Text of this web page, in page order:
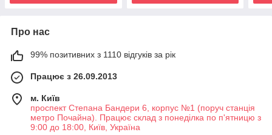
Про нас
99% позитивних з 1110 відгуків за рік
Працює з 26.09.2013
м. Київ
проспект Степана Бандери 6, корпус №1 (поруч станція
метро Почайна). Працює склад з понеділка по п'ятницю з
9:00 до 18:00, Київ, Україна